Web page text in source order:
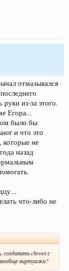
отмазывался
из-за этого.
Егора...
было бы
и что это
которые не
назад
что-либо не
chroot с
виртуалки?